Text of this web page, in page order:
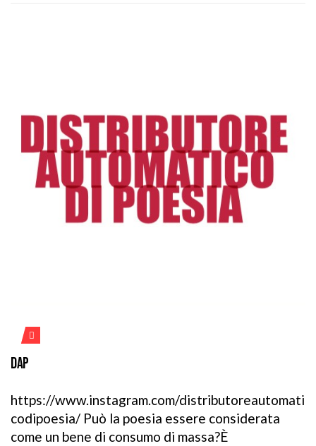
DAP
https://www.instagram.com/distributoreautomati
codipoesia/ Può la poesia essere considerata
come un bene di consumo di massa?È